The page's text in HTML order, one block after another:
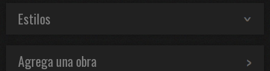
Estilos
Agrega una obra